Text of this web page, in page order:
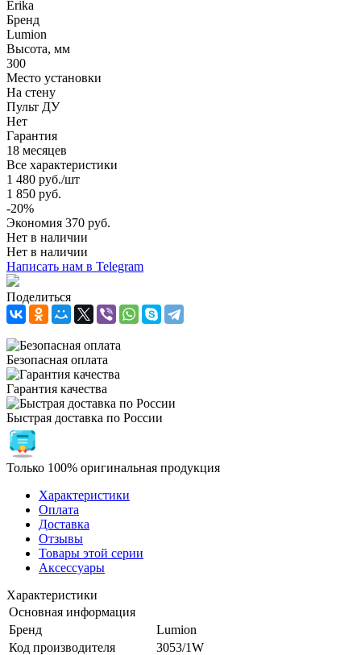
Erika
Бренд
Lumion
Высота, мм
300
Место установки
На стену
Пульт ДУ
Нет
Гарантия
18 месяцев
Все характеристики
1 480 руб./шт
1 850 руб.
-20%
Экономия 370 руб.
Нет в наличии
Нет в наличии
Написать нам в Telegram
Поделиться
Безопасная оплата
Гарантия качества
Быстрая доставка по России
Только 100% оригинальная продукция
Характеристики
Оплата
Доставка
Отзывы
Товары этой серии
Аксессуары
Характеристики
Основная информация
Бренд
Lumion
Код производителя
3053/1W